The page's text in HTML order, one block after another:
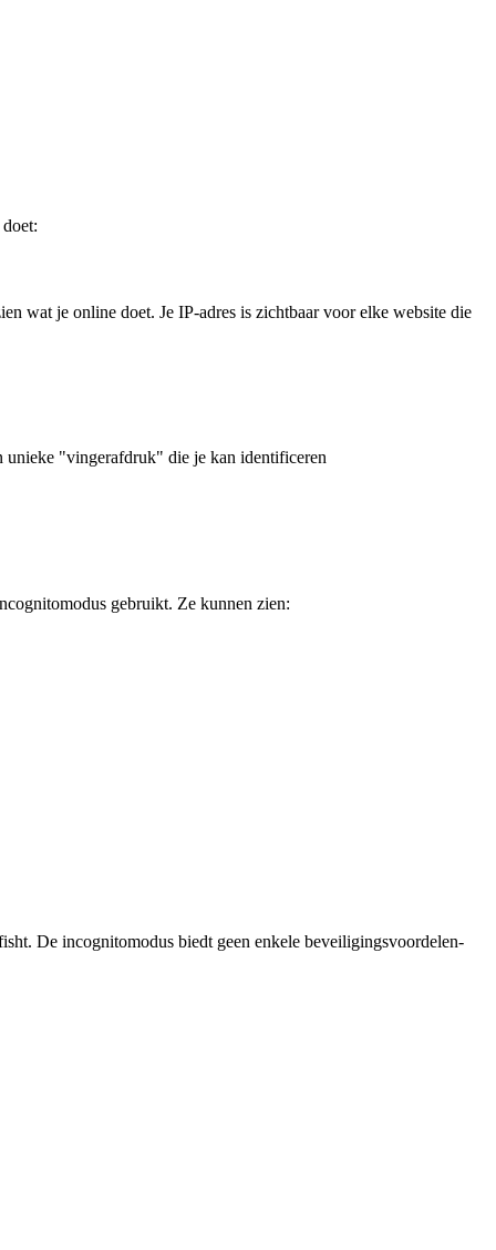
wat je online doet. Je IP-adres is zichtbaar voor elke website die
unieke "vingerafdruk" die je kan identificeren
gebruikt. Ze kunnen zien:
De incognitomodus biedt geen enkele beveiligingsvoordelen-